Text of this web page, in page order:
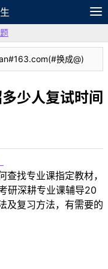
笔记
换成@)
少人复试时间
找专业课指定教材，
研深耕专业课辅导20
及复习方法，有需要的